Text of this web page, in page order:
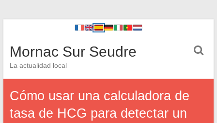
Mornac Sur Seudre
La actualidad local
Cómo usar una calculadora de
tasa de HCG para detectar un